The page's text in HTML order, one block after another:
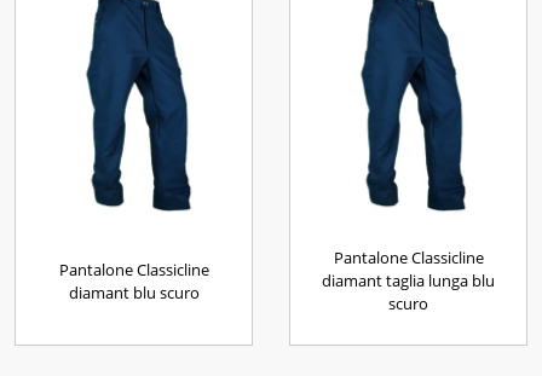
Pantalone Classicline
diamant blu scuro
Pantalone Classicline
diamant taglia lunga blu
scuro